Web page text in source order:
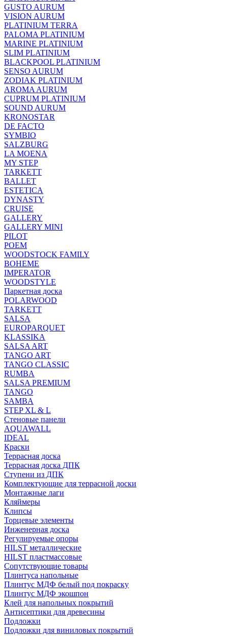
GUSTO AURUM
VISION AURUM
PLATINIUM TERRA
PALOMA PLATINIUM
MARINE PLATINIUM
SLIM PLATINIUM
BLACKPOOL PLATINIUM
SENSO AURUM
ZODIAK PLATINIUM
AROMA AURUM
CUPRUM PLATINIUM
SOUND AURUM
KRONOSTAR
DE FACTO
SYMBIO
SALZBURG
LA MOENA
MY STEP
TARKETT
BALLET
ESTETICA
DYNASTY
CRUISE
GALLERY
GALLERY MINI
PILOT
POEM
WOODSTOCK FAMILY
BOHEME
IMPERATOR
WOODSTYLE
Паркетная доска
POLARWOOD
TARKETT
SALSA
EUROPARQUET
KLASSIKA
SALSA ART
TANGO ART
TANGO CLASSIC
RUMBA
SALSA PREMIUM
TANGO
SAMBA
STEP XL & L
Стеновые панели
AQUAWALL
IDEAL
Краски
Террасная доска
Террасная доска ДПК
Ступени из ДПК
Комплектующие для террасной доски
Монтажные лаги
Кляймеры
Клипсы
Торцевые элементы
Инженерная доска
Регулируемые опоры
HILST металлические
HILST пластмассовые
Сопутствующие товары
Плинтуса напольные
Плинтус МДФ белый под покраску
Плинтус МДФ экошпон
Клей для напольных покрытий
Антисептики для древесины
Подложки
Подложки для виниловых покрытий